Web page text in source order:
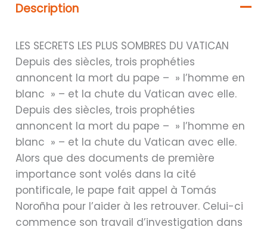
Description
LES SECRETS LES PLUS SOMBRES DU VATICAN
Depuis des siècles, trois prophéties
annoncent la mort du pape – » l’homme en
blanc » – et la chute du Vatican avec elle.
Depuis des siècles, trois prophéties
annoncent la mort du pape – » l’homme en
blanc » – et la chute du Vatican avec elle.
Alors que des documents de première
importance sont volés dans la cité
pontificale, le pape fait appel à Tomás
Noroñha pour l’aider à les retrouver. Celui-ci
commence son travail d’investigation dans